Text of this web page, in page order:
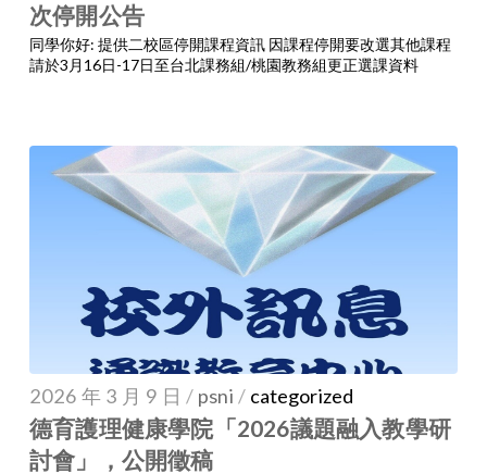
次停開公告
同學你好: 提供二校區停開課程資訊 因課程停開要改選其他課程
請於3月16日-17日至台北課務組/桃園教務組更正選課資料
2026 年 3 月 9 日 / psni / categorized
德育護理健康學院「2026議題融入教學研
討會」，公開徵稿